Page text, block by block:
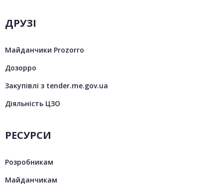
ДРУЗІ
Майданчики Prozorro
Дозорро
Закупівлі з tender.me.gov.ua
Діяльність ЦЗО
РЕСУРСИ
Розробникам
Майданчикам